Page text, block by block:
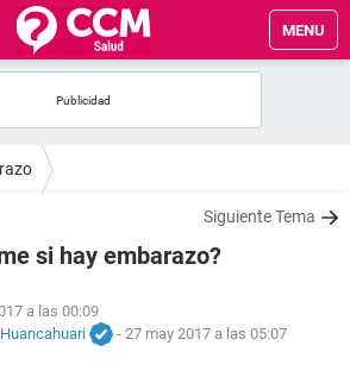
MENU
Siguiente Tema
si hay embarazo?
a las 00:09
- 27 may 2017 a las 05:07